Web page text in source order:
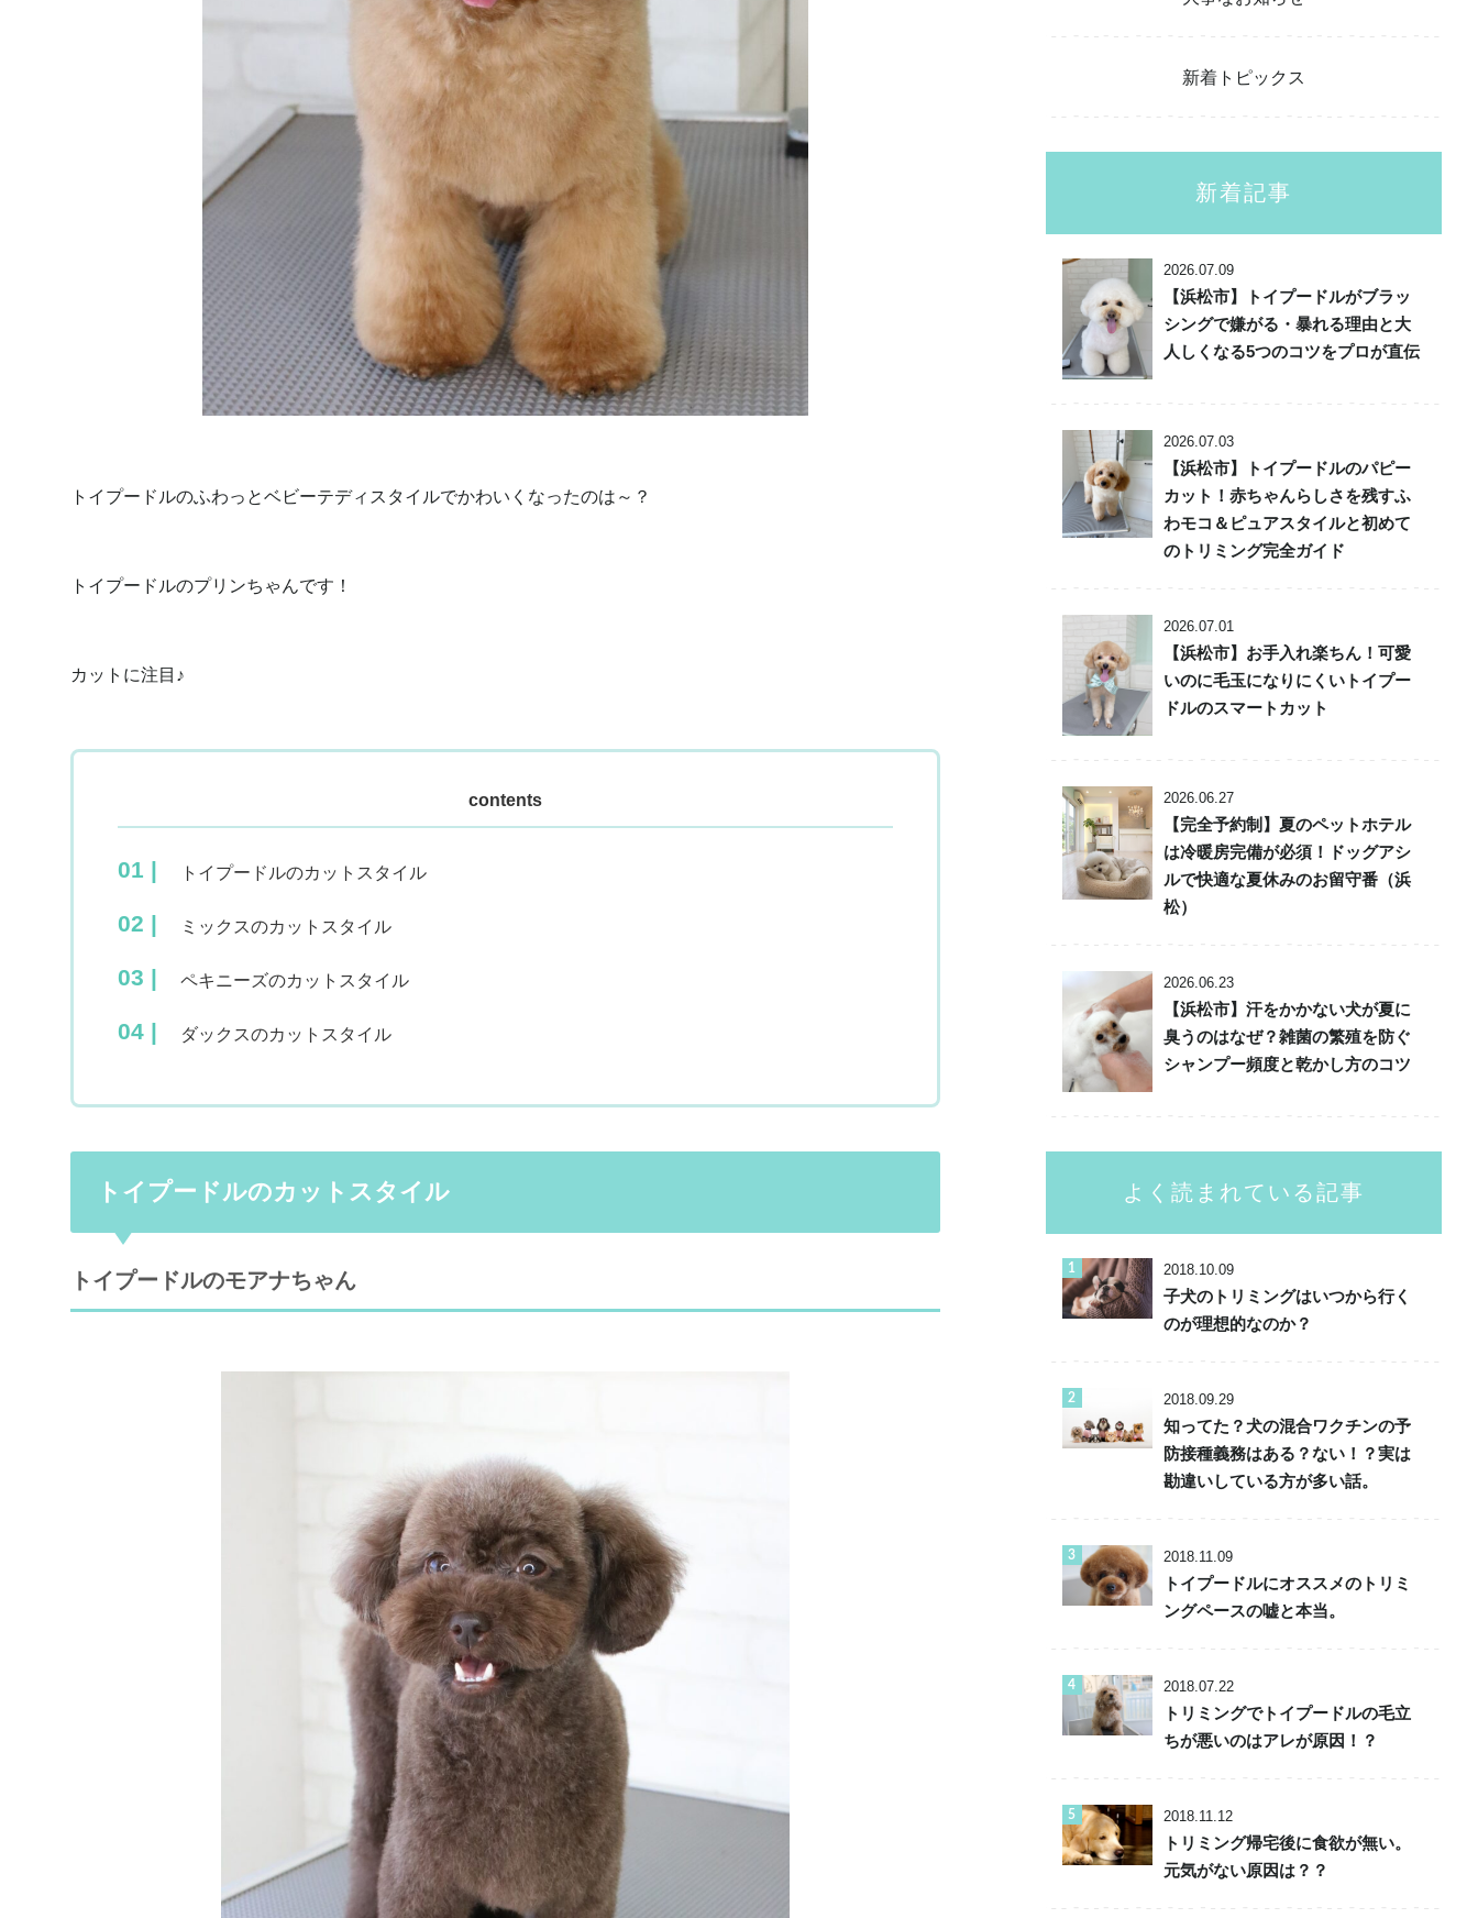
トイプードルのふわっとベビーテディスタイルでかわいくなったのは～？
トイプードルのプリンちゃんです！
カットに注目♪
contents
トイプードルのカットスタイル
ミックスのカットスタイル
ペキニーズのカットスタイル
ダックスのカットスタイル
トイプードルのカットスタイル
トイプードルのモアナちゃん
新着トピックス
新着記事
2026.07.09
【浜松市】トイプードルがブラッ
シングで嫌がる・暴れる理由と大
人しくなる5つのコツをプロが直伝
2026.07.03
【浜松市】トイプードルのパピー
カット！赤ちゃんらしさを残すふ
わモコ＆ピュアスタイルと初めて
のトリミング完全ガイド
2026.07.01
【浜松市】お手入れ楽ちん！可愛
いのに毛玉になりにくいトイプー
ドルのスマートカット
2026.06.27
【完全予約制】夏のペットホテル
は冷暖房完備が必須！ドッグアシ
ルで快適な夏休みのお留守番（浜
松）
2026.06.23
【浜松市】汗をかかない犬が夏に
臭うのはなぜ？雑菌の繁殖を防ぐ
シャンプー頻度と乾かし方のコツ
よく読まれている記事
2018.10.09
子犬のトリミングはいつから行く
のが理想的なのか？
2018.09.29
知ってた？犬の混合ワクチンの予
防接種義務はある？ない！？実は
勘違いしている方が多い話。
2018.11.09
トイプードルにオススメのトリミ
ングペースの嘘と本当。
2018.07.22
トリミングでトイプードルの毛立
ちが悪いのはアレが原因！？
2018.11.12
トリミング帰宅後に食欲が無い。
元気がない原因は？？